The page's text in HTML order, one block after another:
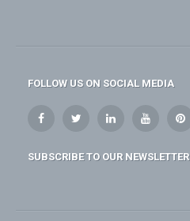
FOLLOW US ON SOCIAL MEDIA
SUBSCRIBE TO OUR NEWSLETTER